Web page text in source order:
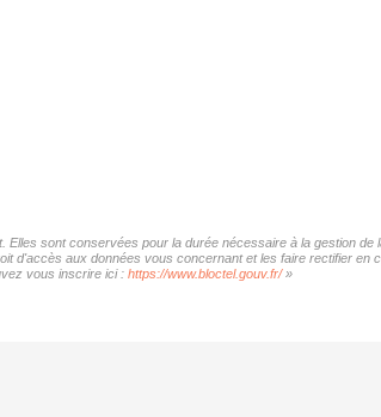
sont conservées pour la durée nécessaire à la gestion de
d'accès aux données vous concernant et les faire rectifier en
vous inscrire ici : https://www.bloctel.gouv.fr/»